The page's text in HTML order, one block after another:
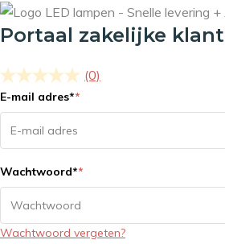
Portaal zakelijke klant
(0)
E-mail adres**
Wachtwoord**
Wachtwoord vergeten?